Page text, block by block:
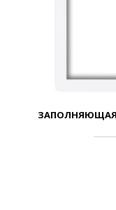
ЗАПОЛНЯЮЩАЯ